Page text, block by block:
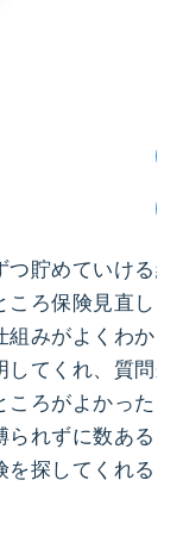
貯めていける
ころ保険見直し
組みがよくわか
してくれ、質問
ころがよかった
れずに数ある
を探してくれる
結
来